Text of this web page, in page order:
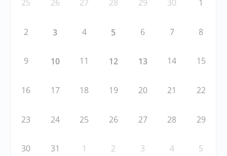
25 26 27 28 29 30 1
2 3 4 5 6 7 8
9 10 11 12 13 14 15
16 17 18 19 20 21 22
23 24 25 26 27 28 29
30 31 1 2 3 4 5